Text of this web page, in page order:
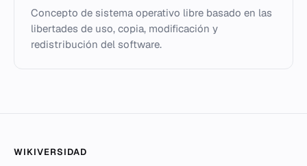
Concepto de sistema operativo libre basado en las
libertades de uso, copia, modificación y
redistribución del software.
WIKIVERSIDAD